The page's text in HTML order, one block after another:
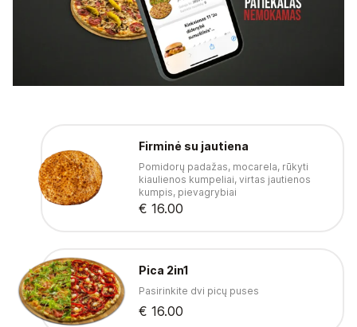
Firminė su jautiena
Pomidorų padažas, mocarela, rūkyti
kiaulienos kumpeliai, virtas jautienos
kumpis, pievagrybiai
€ 16.00
Pica 2in1
Pasirinkite dvi picų puses
€ 16.00